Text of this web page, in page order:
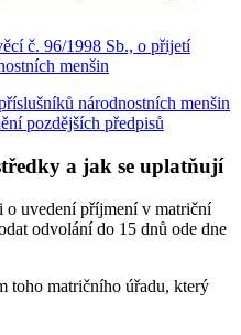
č. 96/1998 Sb., o přijetí
menšin
národnostních menšin
pozdějších předpisů
a jak se uplatňují
o uvedení příjmení v matriční
odvolání do 15 dnů ode dne
toho matričního úřadu, který